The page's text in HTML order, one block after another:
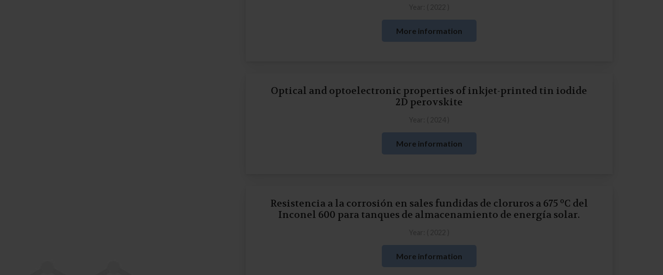
More information
Optical and optoelectronic properties of inkjet-printed tin iodide
2D perovskite
More information
Resistencia a la corrosión en sales fundidas de cloruros a 675 oC del
Inconel 600 para tanques de almacenamiento de energía solar.
More information